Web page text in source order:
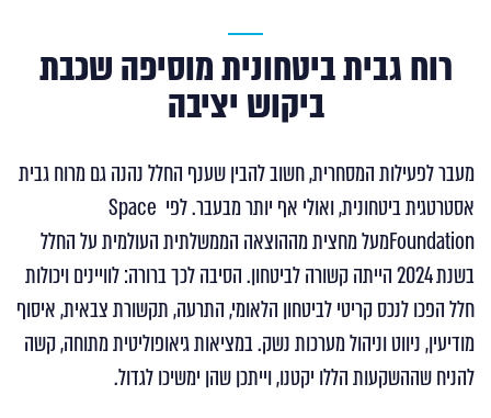
רוח גבית ביטחונית מוסיפה שכבת
ביקוש יציבה
מעבר לפעילות המסחרית, חשוב להבין שענף החלל נהנה גם מרוח גבית
אסטרטגית ביטחונית, ואולי אף יותר מבעבר. לפי Space
Foundationמעל מחצית מההוצאה הממשלתית העולמית על החלל
בשנת 2024 הייתה קשורה לביטחון. הסיבה לכך ברורה: לוויינים ויכולות
חלל הפכו לנכס קריטי לביטחון הלאומי, התרעה, תקשורת צבאית, איסוף
מודיעין, ניווט וניהול מערכות נשק. במציאות גיאופוליטית מתוחה, קשה
להניח שההשקעות הללו יקטנו, וייתכן שהן ימשיכו לגדול.